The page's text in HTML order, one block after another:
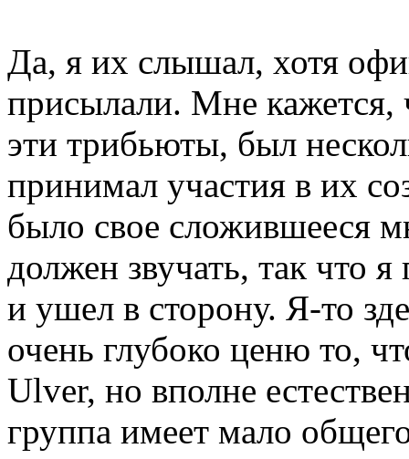
Да, я их слышал, хотя
присылали. Мне кажется,
эти трибьюты, был
принимал участия в их
было свое сложившееся
должен звучать, так что я
и ушел в сторону. Я-то
очень глубоко ценю то,
Ulver, но вполне
группа имеет мало